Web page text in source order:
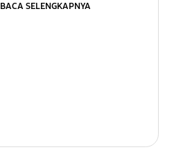
BACA SELENGKAPNYA